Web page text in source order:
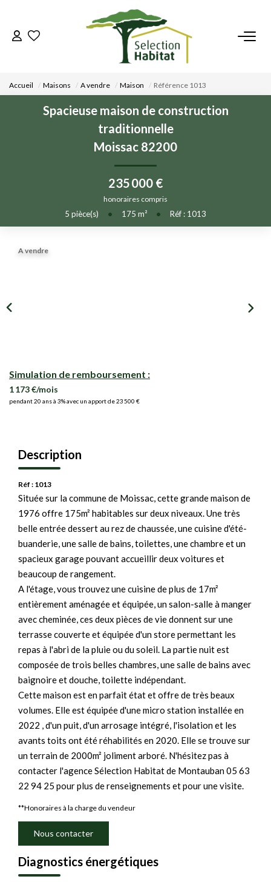
ACCUEIL
NOS BIENS
VENDRE UN BIEN
DÉPOSEZ VOTRE RECHERCHE
NOUS REJOINDRE
Accueil Maisons A vendre Maison Référence 1013
Spacieuse maison de construction
traditionnelle
Moissac 82200
235 000 €
honoraires compris
5 pièce(s) • 175 m² • Réf : 1013
A vendre
Simulation de remboursement :
1 173 €/mois
pendant 20 ans à 3% avec un apport de 23 500 €
Description
Réf : 1013
Située sur la commune de Moissac, cette grande maison de
1976 offre 175m² habitables sur deux niveaux. Une très
belle entrée dessert au rez de chaussée, une cuisine d'été-
buanderie, une salle de bains, toilettes, une chambre et un
spacieux garage pouvant accueillir deux voitures et
beaucoup de rangement.
A l'étage, vous trouvez une cuisine de plus de 17m²
entièrement aménagée et équipée, un salon-salle à manger
avec cheminée, ces deux pièces de vie donnent sur une
terrasse couverte et équipée d'un store permettant les
repas à l'abri de la pluie ou du soleil. La partie nuit est
composée de trois belles chambres, une salle de bains avec
baignoire et douche, toilette indépendant.
Cette maison est en parfait état et offre de très beaux
volumes. Elle est équipée d'une micro station installée en
2022 , d'un puit, d'un arrosage intégré, l'isolation et les
avants toits ont été réhabilités en 2020. Elle se trouve sur
un terrain de 2000m² joliment arboré. N'hésitez pas à
contacter l'agence Sélection Habitat de Montauban 05 63
22 94 25 pour plus de renseignements et pour une visite.
**Honoraires à la charge du vendeur
Nous contacter
Diagnostics énergétiques